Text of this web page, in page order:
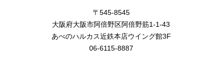
〒545-8545
大阪府大阪市阿倍野区阿倍野筋1-1-43
あべのハルカス近鉄本店ウイング館3F
06-6115-8887